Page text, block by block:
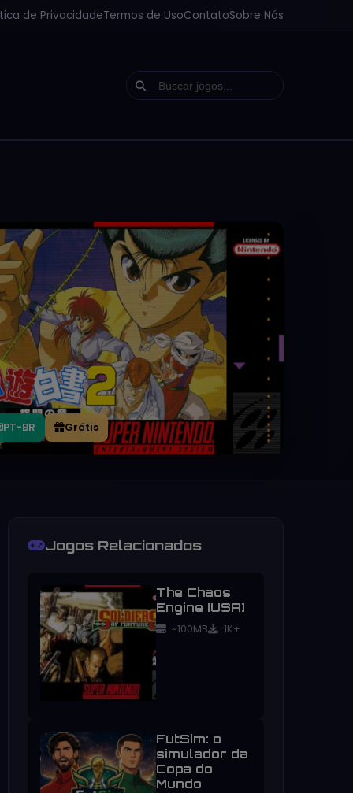
de PrivacidadeTermos de UsoContatoSobre Nós
PT-BR Grátis
Jogos Relacionados
The Chaos
Engine [USA]
~100MB 1K+
FutSim: o
simulador da
Copa do
Mundo